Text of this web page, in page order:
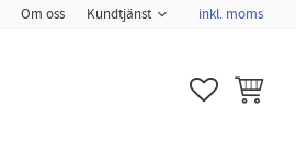
Om oss Kundtjänst inkl. moms
FAVORITER